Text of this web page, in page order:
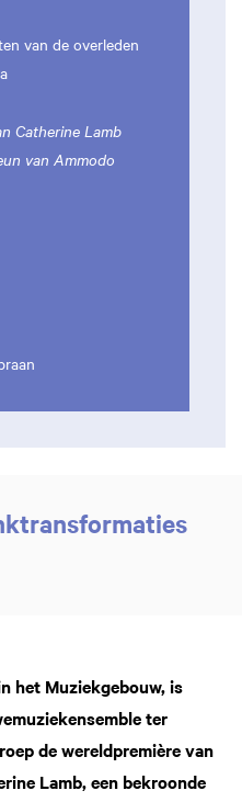
van de overleden
Catherine Lamb
van Ammodo
het Muziekgebouw, is
ter
de wereldpremière van
Lamb, een bekroonde